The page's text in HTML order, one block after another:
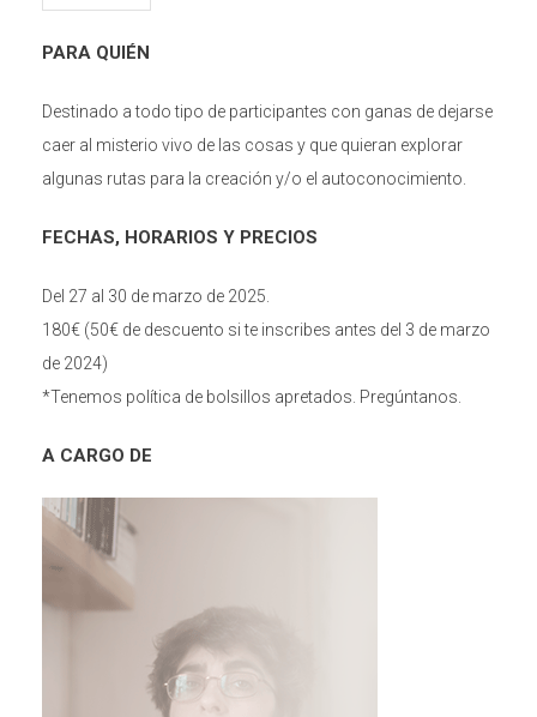
PARA QUIÉN
Destinado a todo tipo de participantes con ganas de dejarse
caer al misterio vivo de las cosas y que quieran explorar
algunas rutas para la creación y/o el autoconocimiento.
FECHAS, HORARIOS Y PRECIOS
Del 27 al 30 de marzo de 2025.
180€ (50€ de descuento si te inscribes antes del 3 de marzo
de 2024)
*Tenemos política de bolsillos apretados. Pregúntanos.
A CARGO DE